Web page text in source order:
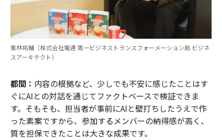
栗林祐輔（株式会社電通 第一ビジネストランスフォーメーション局 ビジネ
スアーキテクト）
都間： 内容の根拠など、少しでも不安に感じたことはす
ぐにAIとの対話を通じてファクトベースで検証できま
す。そもそも、担当者が事前にAIと壁打ちしたうえで作
った素案ですから、参加するメンバーの納得感が高く、
質を担保できたことは大きな成果です。